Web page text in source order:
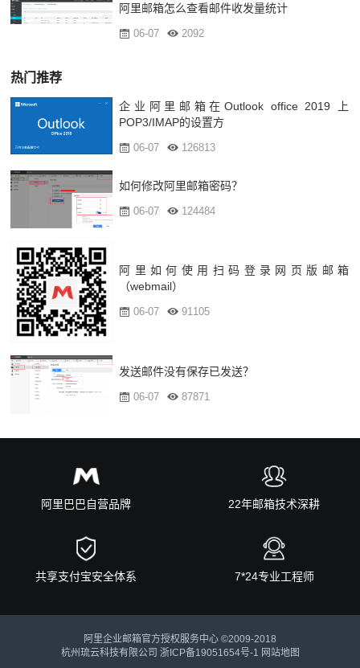
阿里邮箱怎么查看邮件收发量统计
06-07 2092
热门推荐
企业阿里邮箱在Outlook office 2019 上
POP3/IMAP的设置方
06-07 126813
如何修改阿里邮箱密码？
06-07 124484
阿里如何使用扫码登录网页版邮箱
（webmail）
06-07 91105
发送邮件没有保存已发送？
06-07 87871
阿里巴巴自营品牌 22年邮箱技术深耕
共享支付宝安全体系 7*24专业工程师
阿里企业邮箱官方授权服务中心 ©2009-2018
杭州琉云科技有限公司 浙ICP备19051654号-1 网站地图